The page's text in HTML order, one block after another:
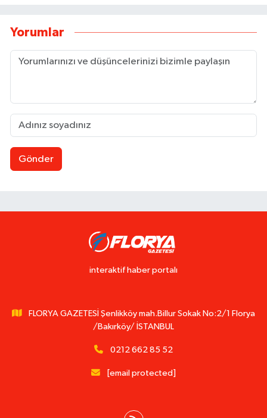
Yorumlar
Gönder
interaktif haber portalı
FLORYA GAZETESİ Şenlikköy mah.Billur Sokak No:2/1 Florya
/Bakırköy/ İSTANBUL
0212 662 85 52
[email protected]